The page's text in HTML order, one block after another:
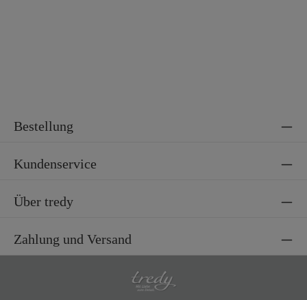
Bestellung
Kundenservice
Über tredy
Zahlung und Versand